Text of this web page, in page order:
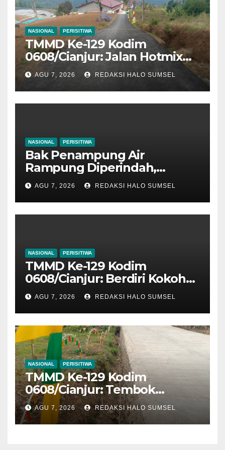
NASIONAL PERISITIWA
TMMD Ke-129 Kodim
0608/Cianjur: Jalan Hotmix
Kampung RT 07/03 Tuntas
100 Persen, Manfaat Nyata
Mulai Dinikmati Warga
AGU 7, 2026 REDAKSI HALO SUMSEL
NASIONAL PERISITIWA
Bak Penampung Air
Rampung Diperindah,
Progres Pipanisasi TMMD Ke-
129 Kodim 0608/Cianjur
Mencapai 98 Persen
AGU 7, 2026 REDAKSI HALO SUMSEL
NASIONAL PERISITIWA
TMMD Ke-129 Kodim
0608/Cianjur: Berdiri Kokoh
Penuh Harapan, Rumah
Bapak Gilang Gumilar
Semakin Sempurna
AGU 7, 2026 REDAKSI HALO SUMSEL
NASIONAL PERISITIWA
TMMD Ke-129 Kodim
0608/Cianjur: Tembok
Penahan Tanah Kampung
Cibitung Tuntas 100 Persen,
Warga Kini Lebih Aman Dari
AGU 7, 2026 REDAKSI HALO SUMSEL